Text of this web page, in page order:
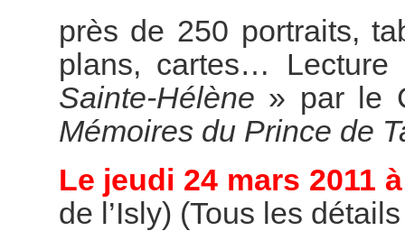
près de 250 portraits,
plans, cartes…
Sainte-Hélène » par le
Mémoires du Prince de
Le jeudi 24 mars 2011
de l’Isly) (Tous les